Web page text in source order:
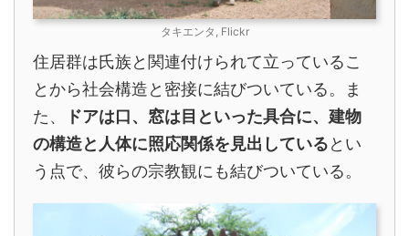
タキエンタ, Flickr
住居群は氏族と関連付けられて立っているこ
とから社会構造と密接に結びついている。ま
た、
ドアは口、窓は目といった具合に、建物
の構造と人体に照応関係を見出しているとい
う点で、彼らの宗教観にも結びついている。